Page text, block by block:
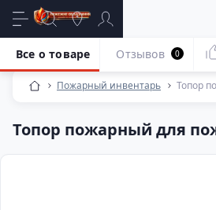
Пожарный инвентарь Топор
Топор пожарный для
Все о товаре Отзывов 0